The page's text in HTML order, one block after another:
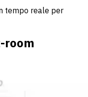
tempo reale per
room